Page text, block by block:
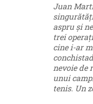
Juan
aspru şi
trei
cine i-ar
nevoie de
unui
tenis. Un